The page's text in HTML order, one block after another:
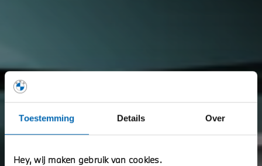
Toestemming Details Over
Hey, wij maken gebruik van cookies.